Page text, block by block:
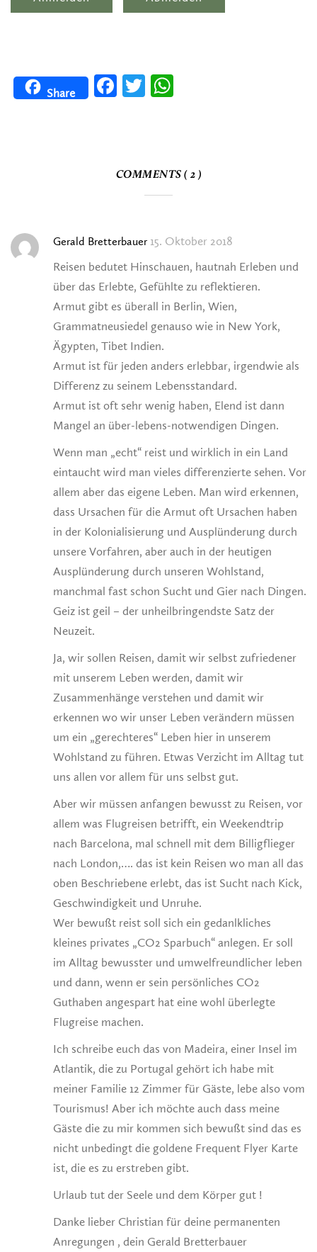
Share
FacebookTwitter
COMMENTS ( 2 )
Gerald Bretterbauer 15. Oktober 2018
Reisen bedutet Hinschauen, hautnah Erleben und
über das Erlebte, Gefühlte zu reflektieren.
Armut gibt es überall in Berlin, Wien,
Grammatneusiedel genauso wie in New York,
Ägypten, Tibet Indien.
Armut ist für jeden anders erlebbar, irgendwie als
Differenz zu seinem Lebensstandard.
Armut ist oft sehr wenig haben, Elend ist dann
Mangel an über-lebens-notwendigen Dingen.
Wenn man „echt“ reist und wirklich in ein Land
eintaucht wird man vieles differenzierte sehen. Vor
allem aber das eigene Leben. Man wird erkennen,
dass Ursachen für die Armut oft Ursachen haben
in der Kolonialisierung und Ausplünderung durch
unsere Vorfahren, aber auch in der heutigen
Ausplünderung durch unseren Wohlstand,
manchmal fast schon Sucht und Gier nach Dingen.
Geiz ist geil – der unheilbringendste Satz der
Neuzeit.
Ja, wir sollen Reisen, damit wir selbst zufriedener
mit unserem Leben werden, damit wir
Zusammenhänge verstehen und damit wir
erkennen wo wir unser Leben verändern müssen
um ein „gerechteres“ Leben hier in unserem
Wohlstand zu führen. Etwas Verzicht im Alltag tut
uns allen vor allem für uns selbst gut.
Aber wir müssen anfangen bewusst zu Reisen, vor
allem was Flugreisen betrifft, ein Weekendtrip
nach Barcelona, mal schnell mit dem Billigflieger
nach London,…. das ist kein Reisen wo man all das
oben Beschriebene erlebt, das ist Sucht nach Kick,
Geschwindigkeit und Unruhe.
Wer bewußt reist soll sich ein gedanlkliches
kleines privates „CO2 Sparbuch“ anlegen. Er soll
im Alltag bewusster und umwelfreundlicher leben
und dann, wenn er sein persönliches CO2
Guthaben angespart hat eine wohl überlegte
Flugreise machen.
Ich schreibe euch das von Madeira, einer Insel im
Atlantik, die zu Portugal gehört ich habe mit
meiner Familie 12 Zimmer für Gäste, lebe also vom
Tourismus! Aber ich möchte auch dass meine
Gäste die zu mir kommen sich bewußt sind das es
nicht unbedingt die goldene Frequent Flyer Karte
ist, die es zu erstreben gibt.
Urlaub tut der Seele und dem Körper gut !
Danke lieber Christian für deine permanenten
Anregungen , dein Gerald Bretterbauer